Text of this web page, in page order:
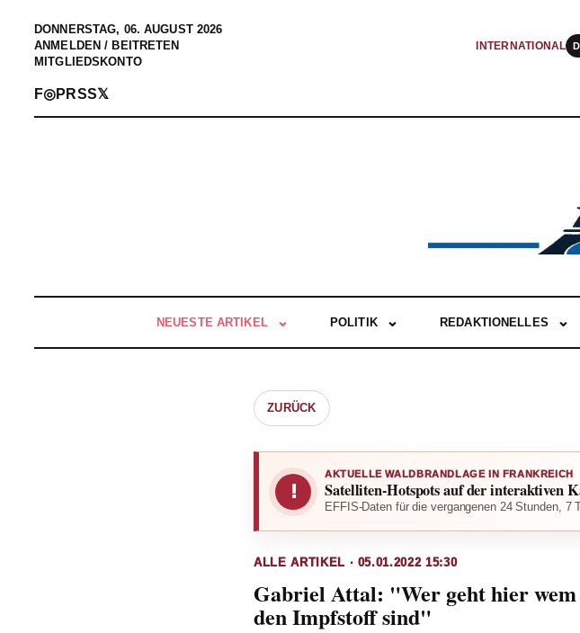
DONNERSTAG, 06. AUGUST 2026
ANMELDEN / BEITRETEN
MITGLIEDSKONTO
INTERNATIONAL
F◎PRSS𝕏
NEUESTE ARTIKEL POLITIK REDAKTIONELLES
ZURÜCK
!
AKTUELLE WALDBRANDLAGE IN FRANKREICH
Satelliten-Hotspots auf der interaktiven
EFFIS-Daten für die vergangenen 24 Stunden, 7
ALLE ARTIKEL · 05.01.2022 15:30
Gabriel Attal: "Wer geht hier wem
den Impfstoff sind"